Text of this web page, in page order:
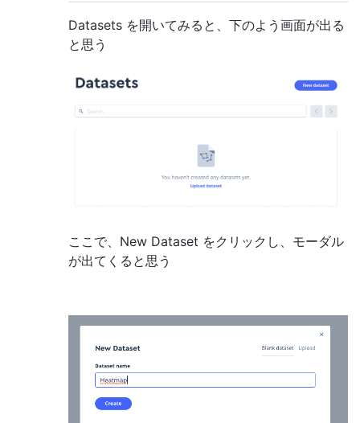
Datasets を開いてみると、下のよう画面が出る
と思う
ここで、New Dataset をクリックし、モーダル
が出てくると思う